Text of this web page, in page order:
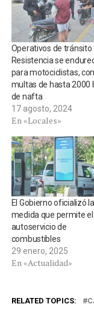
Operativos de tránsito
Resistencia se
para motociclistas, con
multas de hasta 2000
de nafta
17 agosto, 2024
En «Locales»
El Gobierno oficializó la
medida que permite el
autoservicio de
combustibles
29 enero, 2025
En «Actualidad»
RELATED TOPICS: